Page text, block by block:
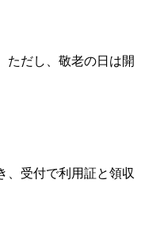
ただし、敬老の日は開
、受付で利用証と領収